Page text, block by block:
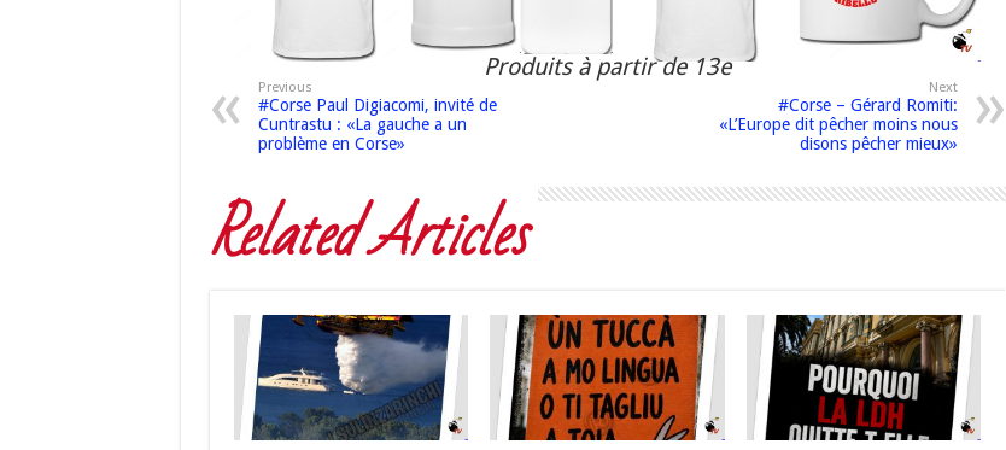
Produits à partir de 13e
Previous
#Corse Paul Digiacomi, invité de
Cuntrastu : «La gauche a un
problème en Corse»
Next
#Corse – Gérard Romiti:
«L’Europe dit pêcher moins nous
disons pêcher mieux»
Related Articles